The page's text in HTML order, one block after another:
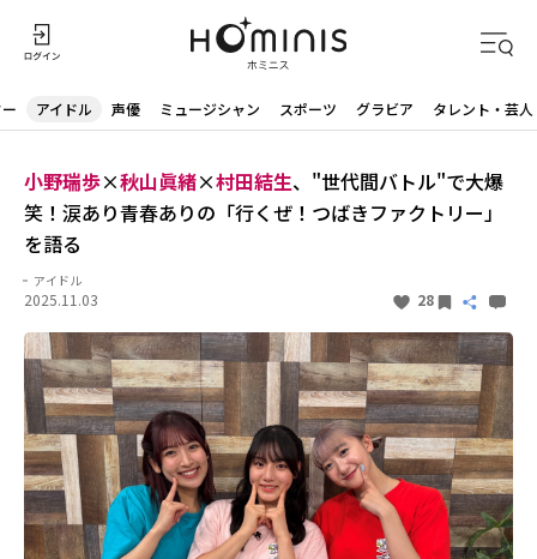
アイドル 声優 ミュージシャン スポーツ グラビア タレント・芸人
小野瑞歩×秋山眞緒×村田結生、"世代間バトル"で大爆
笑！涙あり青春ありの「行くぜ！つばきファクトリー」
を語る
アイドル
2025.11.03 28